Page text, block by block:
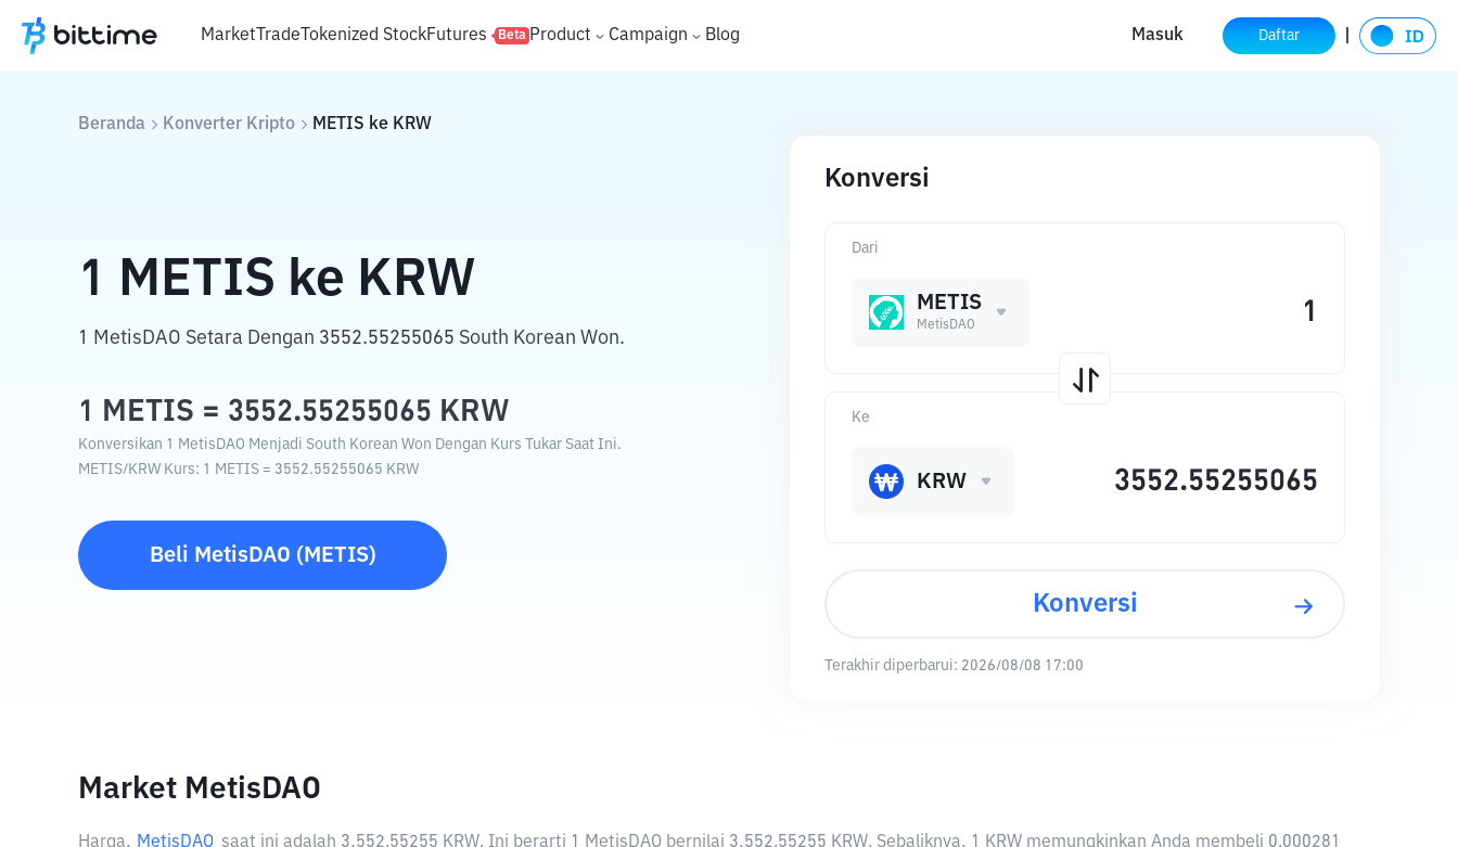
MarketTradeTokenized StockFutures Beta Product Campaign Blog Masuk Daftar
Beranda Konverter Kripto METIS ke KRW
1 METIS ke KRW
1 MetisDAO Setara Dengan 3552.55255065 South Korean Won.
1 METIS = 3552.55255065 KRW
Konversikan 1 MetisDAO Menjadi South Korean Won Dengan Kurs Tukar Saat Ini.
METIS/KRW Kurs: 1 METIS = 3552.55255065 KRW
Beli MetisDAO ( METIS)
Konversi
Dari
METIS
MetisDAO
Ke
KRW
Konversi
Terakhir diperbarui: 2026/08/08 17:00
Market MetisDAO
Harga, MetisDAO saat ini adalah 3,552.55255 KRW. Ini berarti 1 MetisDAO bernilai 3,552.55255 KRW. Sebaliknya, 1 KRW memungkinkan Anda membeli 0.000281